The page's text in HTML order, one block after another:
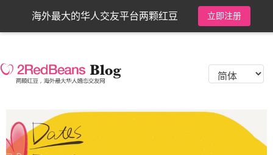
海外最大的华人交友平台两颗红豆 立即注册